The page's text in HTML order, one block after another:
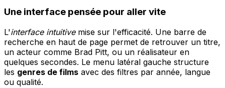
Une interface pensée pour aller vite
L'interface intuitivemise sur l'efficacité. Une barre de
recherche en haut de page permet de retrouver un titre,
un acteur comme Brad Pitt, ou un réalisateur en
quelques secondes. Le menu latéral gauche structure
les genres de films avec des filtres par année, langue
ou qualité.